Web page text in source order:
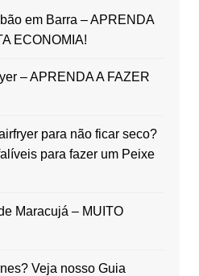
em Barra – APRENDA
ECONOMIA!
– APRENDA A FAZER
para não ficar seco?
para fazer um Peixe
Maracujá – MUITO
Veja nosso Guia